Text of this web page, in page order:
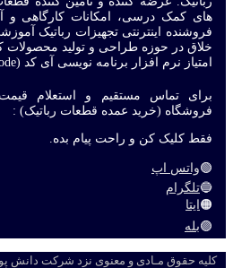
های کمک درسی، امکانات کارگاهی و
فروشنده اینترنتی تجهیزات رباتیک
خلاق در حوزه طراحی و تولید
امتیاز نرم افزار برنامه نویسی آی کد (iCode) “نشان تجاری ثبت شده”
برای تماس مستقیم و استعلام
فروشگاه (خرید عمده قطعات رباتیک) :
فقط کلیک کن و راحت پیام بده.
🟢واتس اپ
🔵تلگرام
🟠ایتا
🟣بله
کلیه حقوق مـادی و معنوی نزد شرکت دانش